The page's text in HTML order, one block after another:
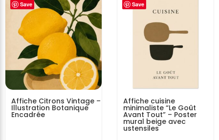
Save
Affiche Citrons Vintage –
Illustration Botanique
Encadrée
Save
Affiche cuisine
minimaliste “Le Goût
Avant Tout” – Poster
mural beige avec
ustensiles